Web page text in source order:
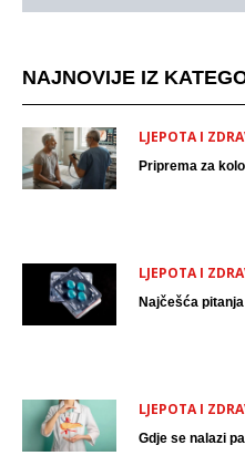
NAJNOVIJE IZ
LJEPOTA I
Priprema za
LJEPOTA I
Najčešća
LJEPOTA I
Gdje se nalazi